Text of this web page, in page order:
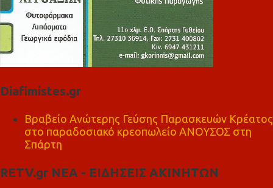
Diafimistes.gr
Βραβείο Ανώτερης Γεύσης Παρασκευών Κρέατος
στο παραδοσιακό κρεοπωλείο ΑΝΟΥΣΟΣ στη
Σπάρτη
RETV.gr ΝΕΑ - ΕΙΔΗΣΕΙΣ ΑΚΙΝΗΤΩΝ